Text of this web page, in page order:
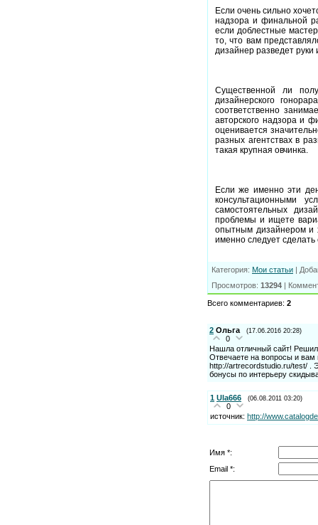
Если очень сильно
надзора и финальной
если доблестные
то, что вам
дизайнер разведет руки
Существенной ли
дизайнерского
соответственно
авторского надзора и
оценивается
разных агентствах в
такая крупная овчинка.
Если же именно эти
консультационными
самостоятельных
проблемы и ищете
опытным дизайнером и
именно следует сделать
Категория: Мои статьи
Просмотров: 13294
Всего комментариев: 2
2 Ольга (17.06.2016 20:28)
0
Нашла отличный сайт!
Отвечаете на вопросы и вам
http://artrecordstudio.ru/test/ .
бонусы по интерьеру
1 Ula666 (06.08.2011 03:20)
0
источник: http://
Имя *:
Email *: